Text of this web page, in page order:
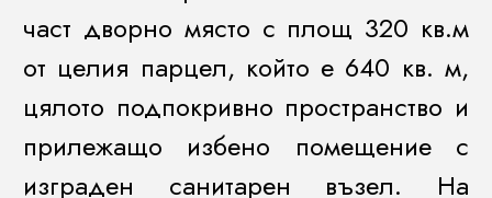
част дворно място с площ 320 кв.м
от целия парцел, който е 640 кв. м,
цялото подпокривно пространство и
прилежащо избено помещение с
изграден санитарен възел. На